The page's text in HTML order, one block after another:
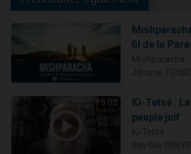
fil de la
5:02
Ki-Tetsé :
peuple juif